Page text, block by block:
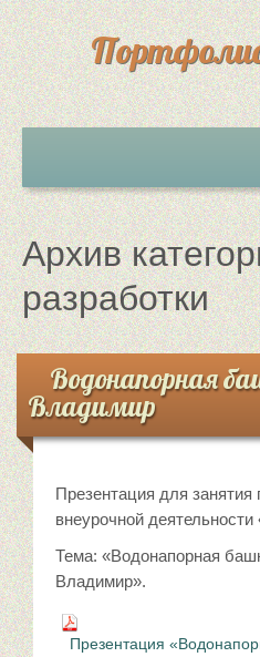
Грамоты, дипломы,
Достижения учеников
Обратная связь
Архив
разработки
Водонапорная
Владимир
Презентация для занятия
внеурочной
Тема: «Водонапорная
Владимир».
Презентация